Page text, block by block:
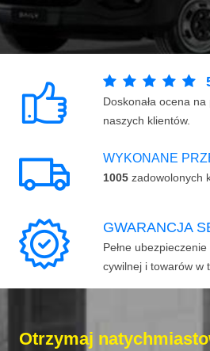
Doskonała ocena
naszych klientów.
WYKONANE
1005 zadowolonych
GWARANCJA
Pełne
cywilnej i towarów w
Otrzymaj